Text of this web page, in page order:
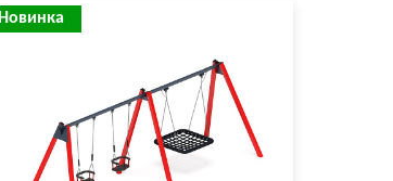
Новинка